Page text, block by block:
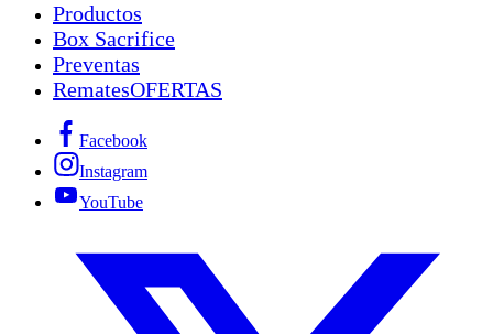
Productos
Box Sacrifice
Preventas
RematesOFERTAS
Facebook
Instagram
YouTube